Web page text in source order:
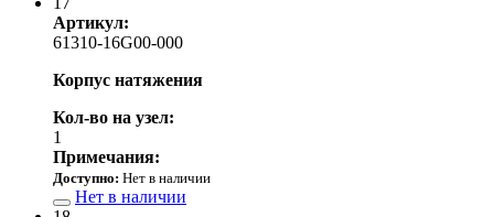
Артикул:
61310-16G00-000
Корпус натяжения
Кол-во на узел:
1
Примечания:
Доступно: Нет в наличии
Нет в наличии